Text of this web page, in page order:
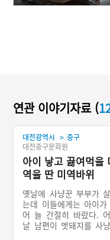
연관 이야기자료 (
대전광역시 > 중구
대전중구문화원
아이 낳고 끓여먹을
역을 딴 미역바위
옛날에 사냥꾼 부부가
는데 이들에게는 아이가
어 늘 간절히 바랐다.
날 남편이 멧돼지를 사